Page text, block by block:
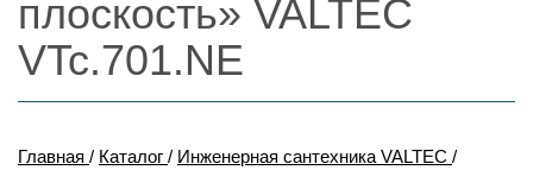
плоскость» VALTEC
VTc.701.NE
Главная / Каталог / Инженерная сантехника VALTEC /